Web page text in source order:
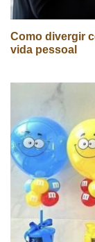
Como divergir
vida pessoal